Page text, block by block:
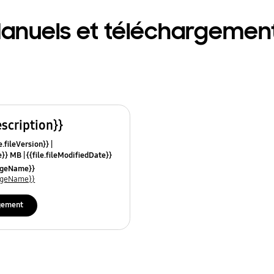
et
MB {{file.fileModifiedDate}}